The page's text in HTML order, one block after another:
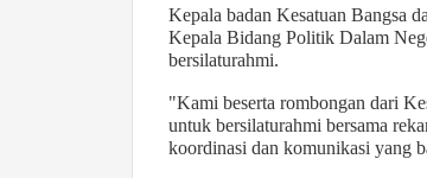
Kepala badan Kesatuan Bangsa
Kepala Bidang Politik Dalam
bersilaturahmi.
"Kami beserta rombongan dari
untuk bersilaturahmi bersama
koordinasi dan komunikasi yang